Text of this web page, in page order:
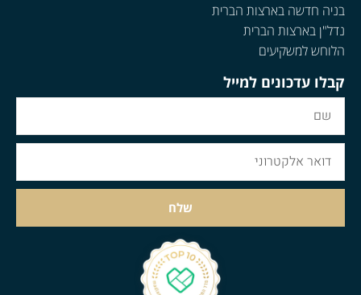
בניה חדשה בארצות הברית
נדל"ן בארצות הברית
הלוחש למשקיעים
קבלו עדכונים למייל
שלח